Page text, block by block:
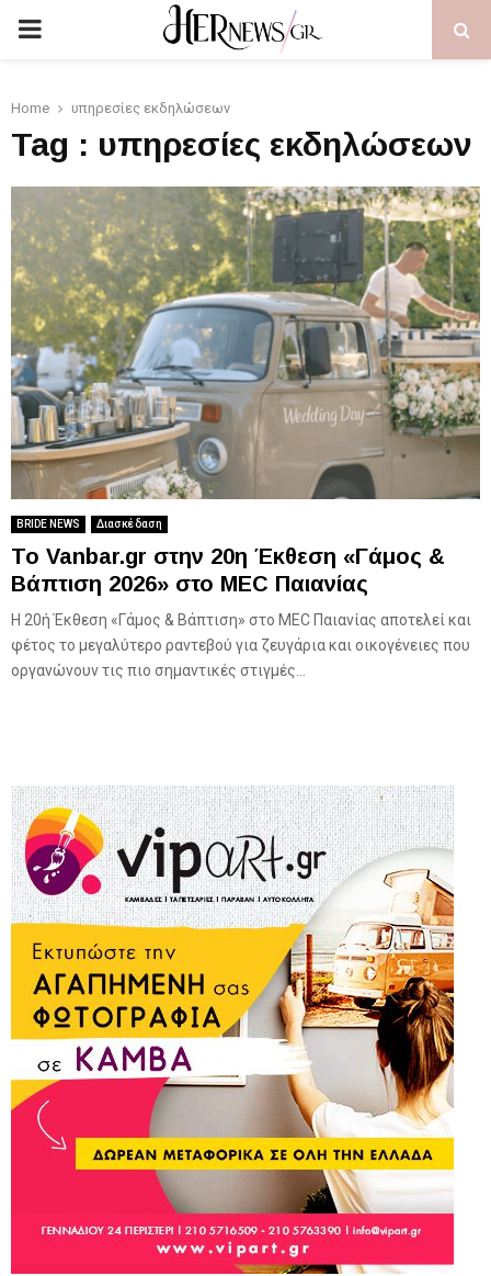
PRIMARY
Home υπηρεσίες εκδηλώσεων
Tag : υπηρεσίες εκδηλώσεων
BRIDE NEWS Διασκέδαση
Το Vanbar.gr στην 20η Έκθεση «Γάμος &
Βάπτιση 2026» στο MEC Παιανίας
Η 20ή Έκθεση «Γάμος & Βάπτιση» στο MEC Παιανίας αποτελεί και
φέτος το μεγαλύτερο ραντεβού για ζευγάρια και οικογένειες που
οργανώνουν τις πιο σημαντικές στιγμές...